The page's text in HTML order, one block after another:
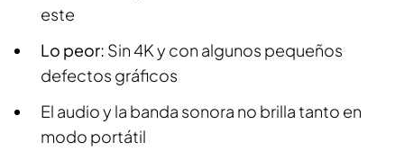
este
Lo peor: Sin 4K y con algunos pequeños
defectos gráficos
El audio y la banda sonora no brilla tanto en
modo portátil